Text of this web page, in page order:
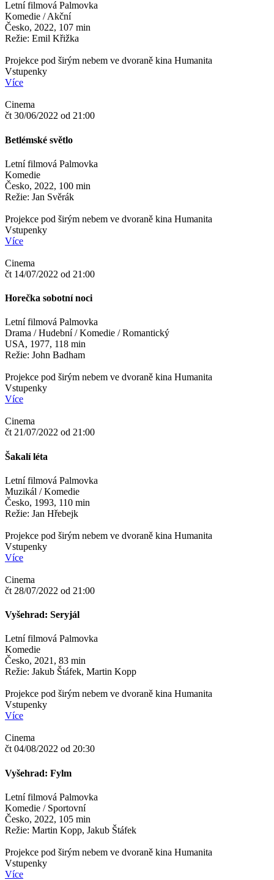
Letní filmová Palmovka
Komedie / Akční
Česko, 2022, 107 min
Režie: Emil Křižka
Projekce pod širým nebem ve dvoraně kina Humanita
Vstupenky
Více
Cinema
čt 30/06/2022 od 21:00
Betlémské světlo
Letní filmová Palmovka
Komedie
Česko, 2022, 100 min
Režie: Jan Svěrák
Projekce pod širým nebem ve dvoraně kina Humanita
Vstupenky
Více
Cinema
čt 14/07/2022 od 21:00
Horečka sobotní noci
Letní filmová Palmovka
Drama / Hudební / Komedie / Romantický
USA, 1977, 118 min
Režie: John Badham
Projekce pod širým nebem ve dvoraně kina Humanita
Vstupenky
Více
Cinema
čt 21/07/2022 od 21:00
Šakalí léta
Letní filmová Palmovka
Muzikál / Komedie
Česko, 1993, 110 min
Režie: Jan Hřebejk
Projekce pod širým nebem ve dvoraně kina Humanita
Vstupenky
Více
Cinema
čt 28/07/2022 od 21:00
Vyšehrad: Seryjál
Letní filmová Palmovka
Komedie
Česko, 2021, 83 min
Režie: Jakub Štáfek, Martin Kopp
Projekce pod širým nebem ve dvoraně kina Humanita
Vstupenky
Více
Cinema
čt 04/08/2022 od 20:30
Vyšehrad: Fylm
Letní filmová Palmovka
Komedie / Sportovní
Česko, 2022, 105 min
Režie: Martin Kopp, Jakub Štáfek
Projekce pod širým nebem ve dvoraně kina Humanita
Vstupenky
Více